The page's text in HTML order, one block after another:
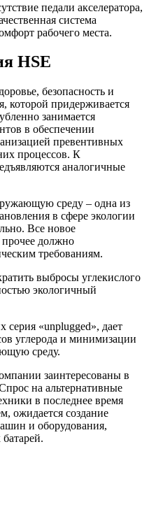
педали акселератора,
система
рабочего места.
HSE
безопасность и
которой придерживается
занимается
в обеспечении
превентивных
процессов. К
аналогичные
среду – одна из
в сфере экологии
Все новое
должно
требованиям.
выбросы углекислого
экологичный
серия «unplugged», дает
углерода и минимизации
среду.
заинтересованы в
на альтернативные
в последнее время
ожидается создание
и оборудования,